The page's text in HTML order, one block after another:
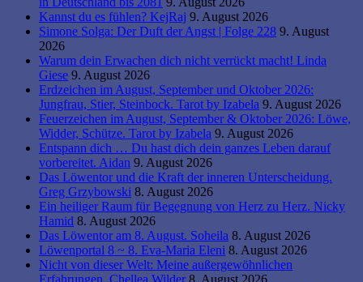
Kannst du es fühlen? KejRaj 9. August 2026
Simone Solga: Der Duft der Angst | Folge 228 9. August
2026
Warum dein Erwachen dich nicht verrückt macht! Linda
Giese 9. August 2026
Erdzeichen im August, September und Oktober 2026:
Jungfrau, Stier, Steinbock. Tarot by Izabela 9. August 2026
Feuerzeichen im August, September & Oktober 2026: Löwe,
Widder, Schütze. Tarot by Izabela 9. August 2026
Entspann dich … Du hast dich dein ganzes Leben darauf
vorbereitet. Aidan 9. August 2026
Das Löwentor und die Kraft der inneren Unterscheidung.
Greg Grzybowski 8. August 2026
Ein heiliger Raum für Begegnung von Herz zu Herz. Nicky
Hamid 8. August 2026
Das Löwentor am 8. August. Soheila 8. August 2026
Löwenportal 8 ~ 8. Eva-Maria Eleni 8. August 2026
Nicht von dieser Welt: Meine außergewöhnlichen